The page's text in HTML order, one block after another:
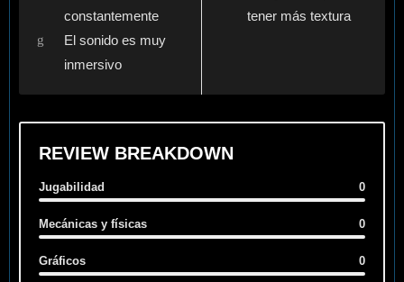
constantemente
El sonido es muy
inmersivo
tener más textura
REVIEW BREAKDOWN
Jugabilidad 0
Mecánicas y físicas 0
Gráficos 0